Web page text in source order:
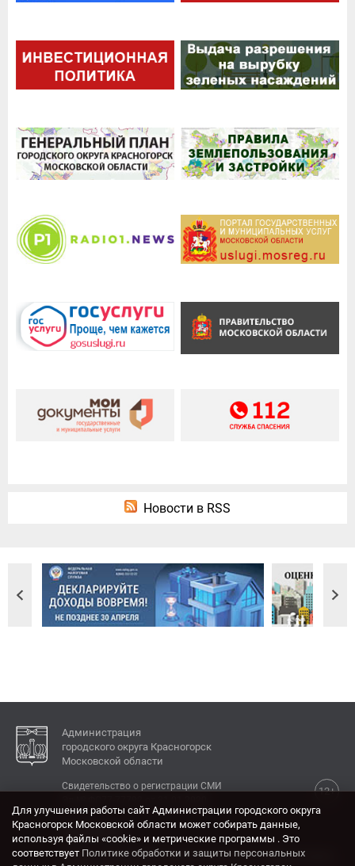
Новости в RSS
Администрация
городского округа Красногорск
Московской области
12+
Свидетельство о регистрации СМИ
КОНТАКТЫ
Адрес: 143404, Московская область, г. Красногорск,
Для улучшения работы сайт Администрации городского округа
Красногорск Московской области может собирать данные,
используя файлы «cookie» и метрические программы . Это
соответствует Политике обработки и защиты персональных